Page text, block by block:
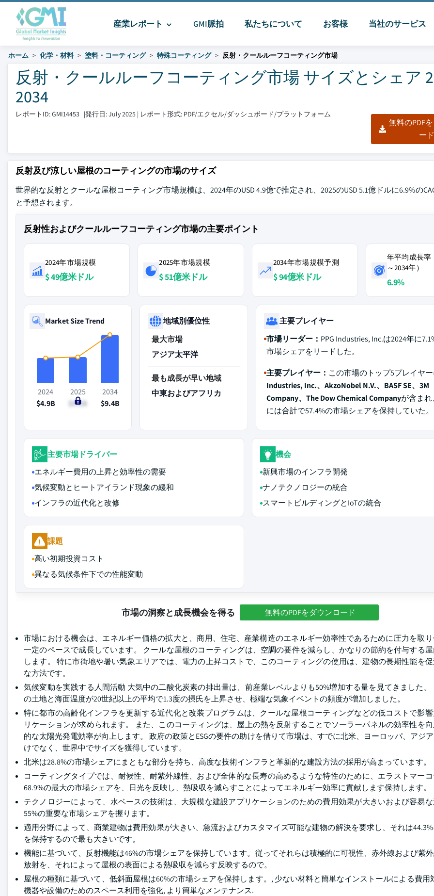
産業レポート GMI脈拍 私たちについて お客様 当社のサービス
ホーム 化学・材料 塗料・コーティング 特殊コーティング 反射・クールルーフコーティング市場
反射・クールルーフコーティング市場 サイズとシェア
2034
レポートID: GMI14453 |発行日: July 2025 | レポート形式: PDF/エクセル/ダッシュボード/プラットフォーム
無料のPDF
ード
反射及び涼しい屋根のコーティングの市場のサイズ
世界的な反射とクールな屋根コーティング市場規模は、2024年のUSD 4.9億で推定され、2025のUSD 5.1億ドルに6.9%の
と予想されます。
反射性およびクールルーフコーティング市場の主要ポイント
2024年市場規模
$ 49億米ドル
2025年市場規模
$ 51億米ドル
2034年市場規模予測
$ 94億米ドル
年平均成長率
～2034年）
6.9%
Market Size Trend
2024
$4.9B
2025
$5.1B
2034
$9.4B
地域別優位性
最大市場
アジア太平洋
最も成長が早い地域
中東およびアフリカ
主要プレイヤー
市場リーダー： PPG Industries, Inc.は2024年に
市場シェアをリードした。
主要プレイヤー： この市場のトップ5プレイヤ
Industries, Inc.、AkzoNobel N.V.、BASF SE、3M
Company、The Dow Chemical Companyが含まれ
には合計で57.4%の市場シェアを保持していた。
主要市場ドライバー
エネルギー費用の上昇と効率性の需要
気候変動とヒートアイランド現象の緩和
インフラの近代化と改修
機会
新興市場のインフラ開発
ナノテクノロジーの統合
スマートビルディングとIoTの統合
課題
高い初期投資コスト
異なる気候条件下での性能変動
市場の洞察と成長機会を得る 無料のPDFをダウンロード
市場における機会は、エネルギー価格の拡大と、商用、住宅、産業構造のエネルギー効率性であるために圧力を取り
一定のペースで成長しています。 クールな屋根のコーティングは、空調の要件を減らし、かなりの節約を付与する
します。 特に市街地や暑い気象エリアでは、電力の上昇コストで、このコーティングの使用は、建物の長期性能を
な方法です。
気候変動を実践する人間活動 大気中の二酸化炭素の排出量は、前産業レベルよりも50%増加する量を見てきました。
の土地と海面温度が20世紀以上の平均で1.3度の摂氏を上昇させ、極端な気象イベントの頻度が増加しました。
特に都市の高齢化インフラを更新する近代化と改装プログラムは、クールな屋根コーティングなどの低コストで影
リケーションが求められます。 また、このコーティングは、屋上の熱を反射することでソーラーパネルの効率性を
的な太陽光発電効率が向上します。 政府の政策とESGの要件の助けを借りて市場は、すでに北米、ヨーロッパ、アジ
けでなく、世界中でサイズを獲得しています。
北米は28.8%の市場シェアにまともな部分を持ち、高度な技術インフラと革新的な建設方法の採用が高まっています。
コーティングタイプでは、耐候性、耐紫外線性、および全体的な長寿の高めるような特性のために、エラストマー
68.9%の最大の市場シェアを、日光を反映し、熱吸収を減らすことによってエネルギー効率に貢献します保持します。
テクノロジーによって、水ベースの技術は、大規模な建設アプリケーションのための費用効果が大きいおよび容易
55%の重要な市場シェアを握ります。
適用分野によって、商業建物は費用効果が大きい、急流およびカスタマイズ可能な建物の解決を要求し、それは
を保持するので最も大きいです。
機能に基づいて、反射機能は46%の市場シェアを保持しています。従ってそれらは積極的に可視性、赤外線および紫
放射を、それによって屋根の表面による熱吸収を減らす反映するので。
屋根の種類に基づいて、低斜面屋根は60%の市場シェアを保持します。, 少ない材料と簡単なインストールによる費用
機器や設備のためのスペース利用を強化, より簡単なメンテナンス.